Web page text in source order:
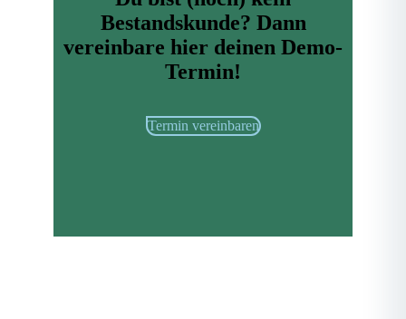
Bestandskunde? Dann
vereinbare hier deinen Demo-
Termin!
Termin vereinbaren